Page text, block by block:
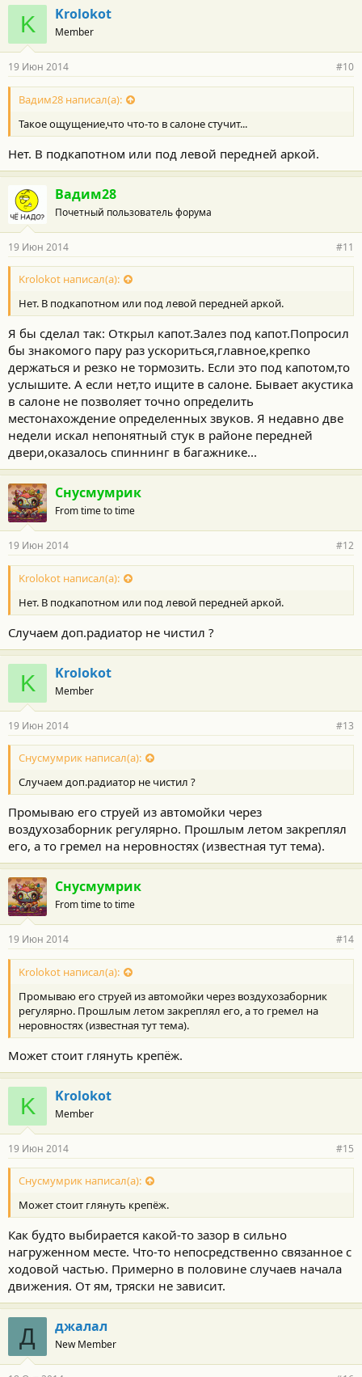
K Krolokot
Member
19 Июн 2014 #10
Вадим28 написал(а):
Такое ощущение,что что-то в салоне стучит...
Нет. В подкапотном или под левой передней аркой.
Вадим28
Почетный пользователь форума
19 Июн 2014 #11
Krolokot написал(а):
Нет. В подкапотном или под левой передней аркой.
Я бы сделал так: Открыл капот.Залез под капот.Попросил
бы знакомого пару раз ускориться,главное,крепко
держаться и резко не тормозить. Если это под капотом,то
услышите. А если нет,то ищите в салоне. Бывает акустика
в салоне не позволяет точно определить
местонахождение определенных звуков. Я недавно две
недели искал непонятный стук в районе передней
двери,оказалось спиннинг в багажнике...
Снусмумрик
From time to time
19 Июн 2014 #12
Krolokot написал(а):
Нет. В подкапотном или под левой передней аркой.
Случаем доп.радиатор не чистил ?
K Krolokot
Member
19 Июн 2014 #13
Снусмумрик написал(а):
Случаем доп.радиатор не чистил ?
Промываю его струей из автомойки через
воздухозаборник регулярно. Прошлым летом закреплял
его, а то гремел на неровностях (известная тут тема).
Снусмумрик
From time to time
19 Июн 2014 #14
Krolokot написал(а):
Промываю его струей из автомойки через воздухозаборник
регулярно. Прошлым летом закреплял его, а то гремел на
неровностях (известная тут тема).
Может стоит глянуть крепёж.
K Krolokot
Member
19 Июн 2014 #15
Снусмумрик написал(а):
Может стоит глянуть крепёж.
Как будто выбирается какой-то зазор в сильно
нагруженном месте. Что-то непосредственно связанное с
ходовой частью. Примерно в половине случаев начала
движения. От ям, тряски не зависит.
Д джалал
New Member